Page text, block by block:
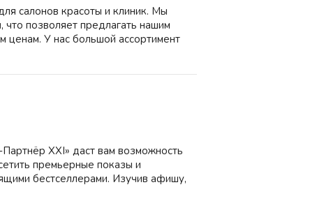
салонов красоты и клиник. Мы
позволяет предлагать нашим
ценам. У нас большой ассортимент
XXI» даст вам возможность
премьерные показы и
бестселлерами. Изучив афишу,